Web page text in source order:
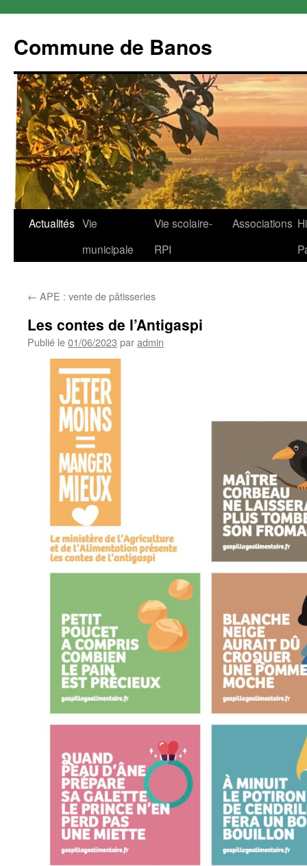
Commune de Banos
Aller
Actualités Vie
municipale
Vie scolaire-
RPI
Associations
← APE : vente de pâtisseries
Les contes de l’Antigaspi
Publié le01/06/2023 paradmin